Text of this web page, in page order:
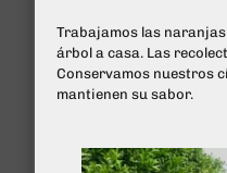
Trabajamos las
árbol a casa. Las
Conservamos nuestros
mantienen su sabor.